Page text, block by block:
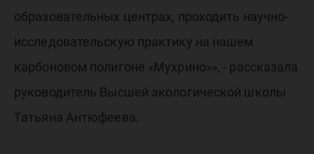
образовательных центрах, проходить научно-
исследовательскую практику на нашем
карбоновом полигоне «Мухрино»», - рассказала
руководитель Высшей экологической школы
Татьяна Антюфеева.